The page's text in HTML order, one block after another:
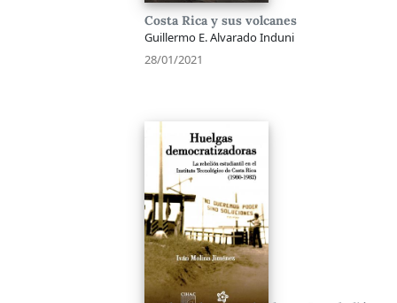
Costa Rica y sus volcanes
Guillermo E. Alvarado Induni
28/01/2021